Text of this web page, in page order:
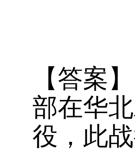
【答案
部在华
役，此